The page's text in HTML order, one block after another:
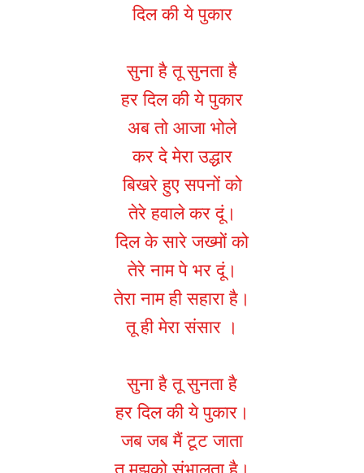
दिल की ये पुकार
सुना है तू सुनता है
हर दिल की ये पुकार
अब तो आजा भोले
कर दे मेरा उद्धार
बिखरे हुए सपनों को
तेरे हवाले कर दूं।
दिल के सारे जख्मों को
तेरे नाम पे भर दूं।
तेरा नाम ही सहारा है।
तू ही मेरा संसार ।
सुना है तू सुनता है
हर दिल की ये पुकार।
जब जब मैं टूट जाता